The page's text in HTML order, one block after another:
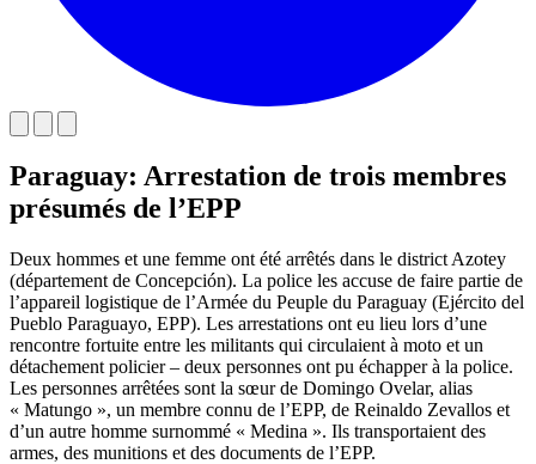
Paraguay: Arrestation de trois membres
présumés de l’EPP
Deux hommes et une femme ont été arrêtés dans le district Azotey
(département de Concepción). La police les accuse de faire partie de
l’appareil logistique de l’Armée du Peuple du Paraguay (Ejército del
Pueblo Paraguayo, EPP). Les arrestations ont eu lieu lors d’une
rencontre fortuite entre les militants qui circulaient à moto et un
détachement policier – deux personnes ont pu échapper à la police.
Les personnes arrêtées sont la sœur de Domingo Ovelar, alias
« Matungo », un membre connu de l’EPP, de Reinaldo Zevallos et
d’un autre homme surnommé « Medina ». Ils transportaient des
armes, des munitions et des documents de l’EPP.